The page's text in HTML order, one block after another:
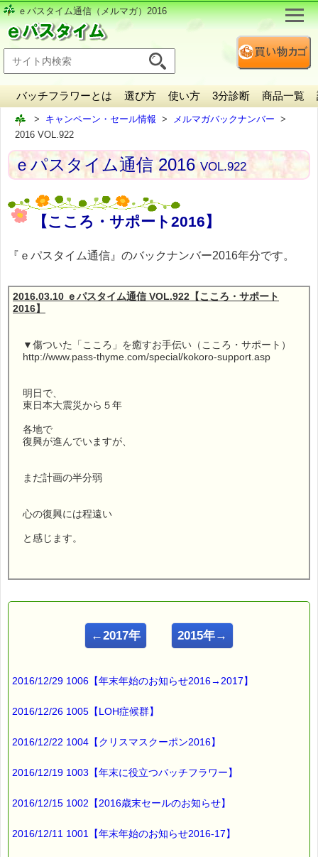
ｅパスタイム通信（メルマガ）2016
バッチフラワーとは 選び方 使い方 3分診断 商品一覧
キャンペーン・セール情報
メルマガバックナンバー
2016 VOL.922
ｅパスタイム通信 2016VOL.922
【こころ・サポート2016】
『ｅパスタイム通信』のバックナンバー2016年分です。
2016.03.10 ｅパスタイム通信 VOL.922【こころ・サポート
2016】
▼傷ついた「こころ」を癒すお手伝い（こころ・サポート）
http://www.pass-thyme.com/special/kokoro-support.asp
明日で、
東日本大震災から５年
各地で
復興が進んでいますが、
まだ計画の半分弱
心の復興には程遠い
と感じます。
ルコ＠千葉るみこ （主婦、二児の母） でございます。
ｅパスタイムでは、
数種類のバッチフラワーを選び
実施してきました。
←2017年 2015年→
2016/12/29 1006【年末年始のお知らせ2016→2017】
2016/12/26 1005【LOH症候群】
2016/12/22 1004【クリスマスクーポン2016】
2016/12/19 1003【年末に役立つバッチフラワー】
2016/12/15 1002【2016歳末セールのお知らせ】
2016/12/11 1001【年末年始のお知らせ2016-17】